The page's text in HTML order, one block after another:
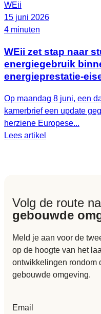
WEii
15 juni 2026
4 minuten
WEii zet stap naar
energiegebruik
energieprestatie-
Op maandag 8 juni, een
kamerbrief een update
herziene Europese...
Lees artikel
Volg de route
gebouwde
Meld je aan voor de
op de hoogte van het
ontwikkelingen rondom
gebouwde omgeving.
Email